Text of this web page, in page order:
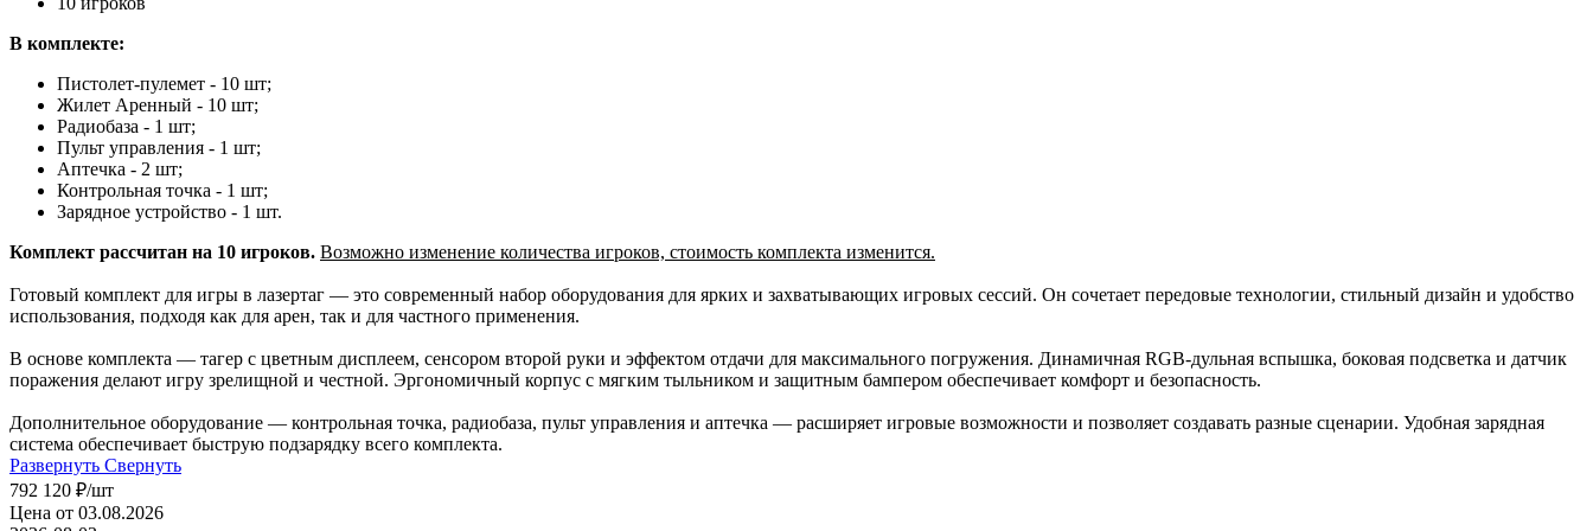
В комплекте:
Пистолет-пулемет - 10 шт;
Жилет Аренный - 10 шт;
Радиобаза - 1 шт;
Пульт управления - 1 шт;
Аптечка - 2 шт;
Контрольная точка - 1 шт;
Зарядное устройство - 1 шт.
Комплект рассчитан на 10 игроков. Возможно изменение количества игроков, стоимость комплекта изменится.
Готовый комплект для игры в лазертаг — это современный набор оборудования для ярких и захватывающих игровых сессий. Он сочетает передовые технологии, стильный дизайн и удобство
использования, подходя как для арен, так и для частного применения.
В основе комплекта — тагер с цветным дисплеем, сенсором второй руки и эффектом отдачи для максимального погружения. Динамичная RGB-дульная вспышка, боковая подсветка и датчик
поражения делают игру зрелищной и честной. Эргономичный корпус с мягким тыльником и защитным бампером обеспечивает комфорт и безопасность.
Дополнительное оборудование — контрольная точка, радиобаза, пульт управления и аптечка — расширяет игровые возможности и позволяет создавать разные сценарии. Удобная зарядная
система обеспечивает быструю подзарядку всего комплекта.
Развернуть Свернуть
792 120 ₽/шт
Цена от 03.08.2026